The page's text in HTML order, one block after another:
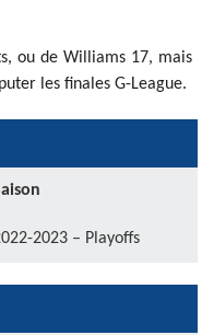
ou de Williams 17, mais
les finales G-League.
2023 – Playoffs